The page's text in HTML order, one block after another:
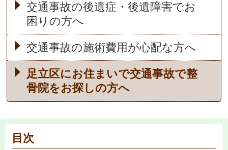
交通事故の後遺症・後遺障害でお
困りの方へ
交通事故の施術費用が心配な方へ
足立区にお住まいで交通事故で整
骨院をお探しの方へ
目次